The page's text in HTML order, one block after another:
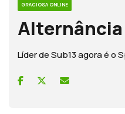
GRACIOSA ONLINE
Alternância
Líder de Sub13 agora é o